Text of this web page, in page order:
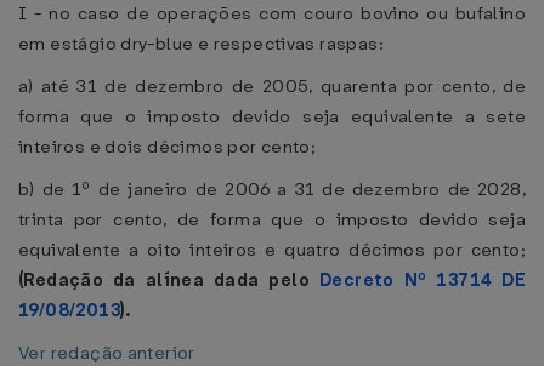
I - no caso de operações com couro bovino ou bufalino
em estágio dry-blue e respectivas raspas:
a) até 31 de dezembro de 2005, quarenta por cento, de
forma que o imposto devido seja equivalente a sete
inteiros e dois décimos por cento;
b) de 1º de janeiro de 2006 a 31 de dezembro de 2028,
trinta por cento, de forma que o imposto devido seja
equivalente a oito inteiros e quatro décimos por cento;
(Redação da alínea dada pelo Decreto Nº 13714 DE
19/08/2013).
Ver redação anterior